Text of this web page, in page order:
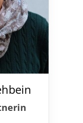
finden
Sportangebot
und Events